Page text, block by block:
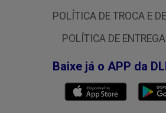
POLÍTICA DE TROCA E
POLÍTICA DE ENTREGA
Baixe já o APP da